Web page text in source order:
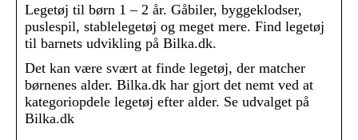
Legetøj til børn 1 – 2 år. Gåbiler, byggeklodser,
puslespil, stablelegetøj og meget mere. Find legetøj
til barnets udvikling på Bilka.dk.
Det kan være svært at finde legetøj, der matcher
børnenes alder. Bilka.dk har gjort det nemt ved at
kategoriopdele legetøj efter alder. Se udvalget på
Bilka.dk